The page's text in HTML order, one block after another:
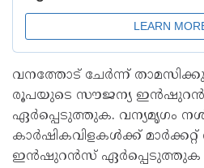
വനത്തോട് ചേർന്ന്
രൂപയുടെ സൗജന്യ
ഏർപ്പെടുത്തുക. വന്യമൃഗം
കാർഷികവിളകൾക്ക്
ഇൻഷുറൻസ് ഏർപ്പെടുത്തുക